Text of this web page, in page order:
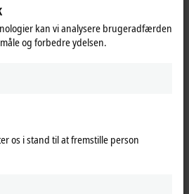
viser vi videoen og tilpasser
hvorved eksternt indhold fra Vimeo
opmærksom på vores
XPlanar mover
kan vi analysere brugeradfærden
og forbedre ydelsen.
os i stand til at fremstille person